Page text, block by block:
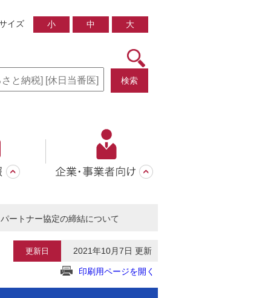
イズ 小 中 大
検索
ートナー協定の締結について
更新日 2021年10月7日 更新
印刷用ページを開く